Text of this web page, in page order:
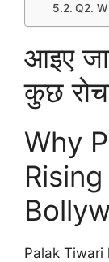
Q2.
आइए
कुछ
Why
Palak Tiwari